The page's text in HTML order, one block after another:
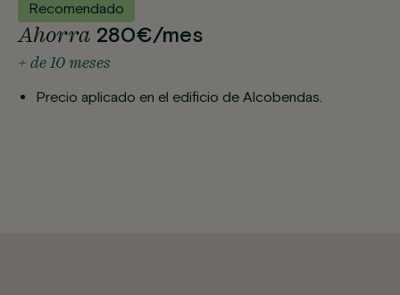
Recomendado
Ahorra 280€/mes
+ de 10 meses
Precio aplicado en el edificio de Alcobendas.